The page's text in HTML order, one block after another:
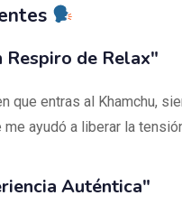
Respiro de Relax"
que entras al Khamchu,
ayudó a liberar la
Auténtica"